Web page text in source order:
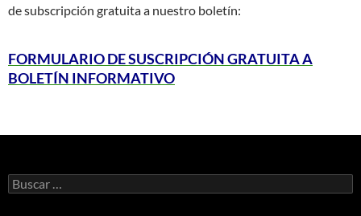
de subscripción gratuita a nuestro boletín:
FORMULARIO DE SUSCRIPCIÓN GRATUITA A
BOLETÍN INFORMATIVO
Buscar: